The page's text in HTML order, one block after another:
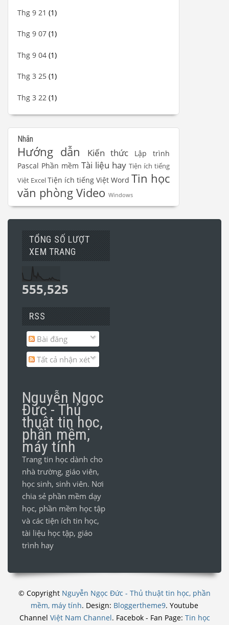
Thg 9 21 (1)
Thg 9 07 (1)
Thg 9 04 (1)
Thg 3 25 (1)
Thg 3 22 (1)
Nhãn
Hướng dẫn Kiến thức
Lập trình
Pascal Phần mềm Tài liệu hay Tiện ích tiếng
Việt ExcelTiện ích tiếng Việt Word Tin học
văn phòngVideo Windows
TỔNG SỐ LƯỢT
XEM TRANG
555,525
RSS
Bài đăng
Tất cả nhận xét
Nguyễn Ngọc
Đức - Thủ
thuật tin học,
phần mềm,
máy tính
Trang tin học dành cho
nhà trường, giáo viên,
học sinh, sinh viên. Nơi
chia sẻ phần mềm dạy
học, phần mềm học tập
và các tiện ích tin học,
tài liệu học tập, giáo
trình hay
© Copyright Nguyễn Ngọc Đức - Thủ thuật tin học, phần
mềm, máy tính. Design: Bloggertheme9. Youtube
Channel Việt Nam Channel. Facebok - Fan Page: Tin học